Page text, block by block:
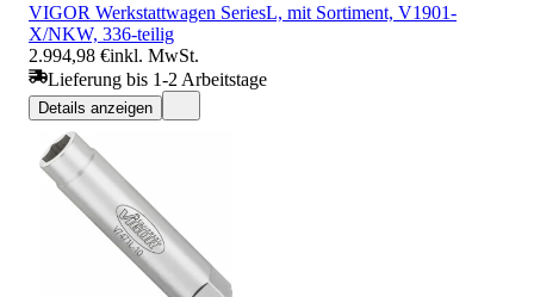
VIGOR Werkstattwagen SeriesL, mit Sortiment, V1901-
X/NKW, 336-teilig
2.994,98 €inkl. MwSt.
Lieferung bis 1-2 Arbeitstage
Details anzeigen